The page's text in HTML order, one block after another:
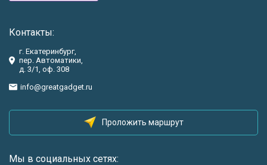
Контакты:
г. Екатеринбург,
пер. Автоматики,
д. 3/1, оф. 308
info@greatgadget.ru
Проложить маршрут
Мы в социальных сетях: